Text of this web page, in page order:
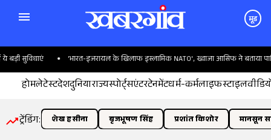
मूड
सुविधाएं 'भारत-इजरायल के खिलाफ इस्लामिक NATO', ख्वाजा आसिफ ने बताया
होमलेटेस्टदेशदुनियाराज्यस्पोर्ट्सएंटरटेनमेंटधर्म-कर्मलाइफस्टाइल
ट्रेंडिंग: शेख हसीना बृजभूषण सिंह प्रशांत किशोर मानसून